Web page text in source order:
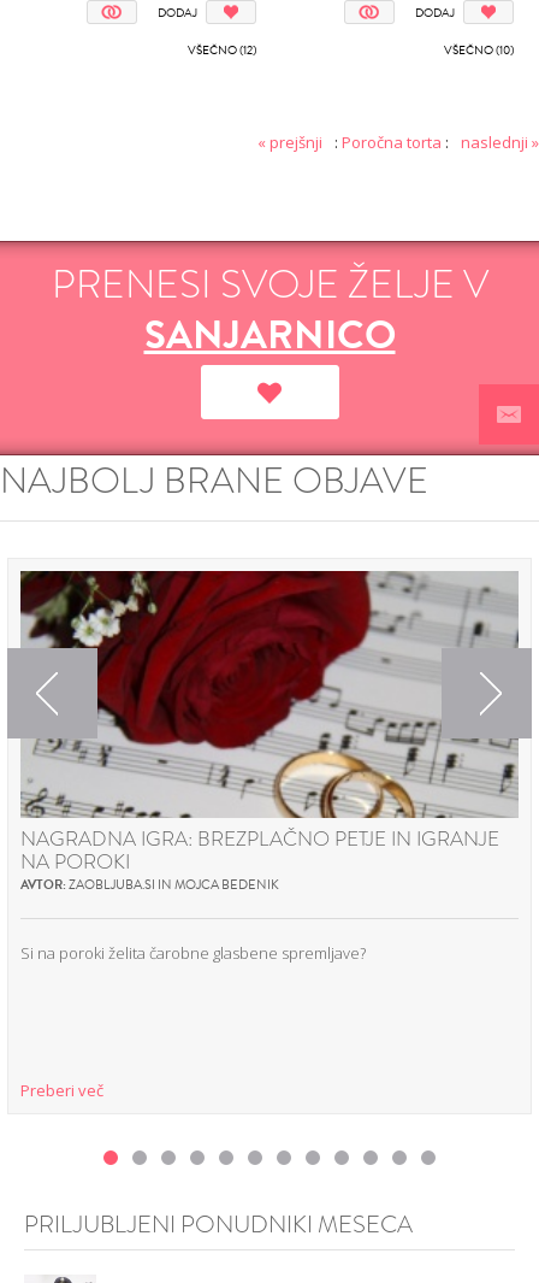
DODAJ
VŠEČNO (12)
DODAJ
VŠEČNO (10)
« prejšnji : Poročna torta : naslednji »
PRENESI SVOJE ŽELJE V
SANJARNICO
NAJBOLJ BRANE OBJAVE
Previous
NAGRADNA IGRA: BREZPLAČNO PETJE IN IGRANJE
NA POROKI
AVTOR:ZAOBLJUBA.SI IN MOJCA BEDENIK
Si na poroki želita čarobne glasbene spremljave?
Preberi več
Next
PRILJUBLJENI PONUDNIKI MESECA